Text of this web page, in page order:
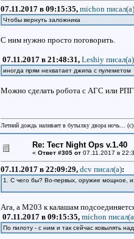
07.11.2017 в 09:15:35, michon писал(a)
Чтобы вернуть заложника
С ним нужно просто поговорить.
07.11.2017 в 21:48:31, Leshiy писал(a)
иногда прям нехватает джипа с пулеметом
Можно сделать робота с АГС или
Летний дождь наливает в бутылку двора ночь...
Re: Тест Night Ops v.1.40
« Ответ #305 от07.11.2017 в
07.11.2017 в 22:09:29, dcv писал(a):
1. С чего бы? Во-первых, оружие мощное,
Ага, а M203 к калашам
07.11.2017 в 09:15:35, michon
По пилоту - с ним и так сейчас ковылять